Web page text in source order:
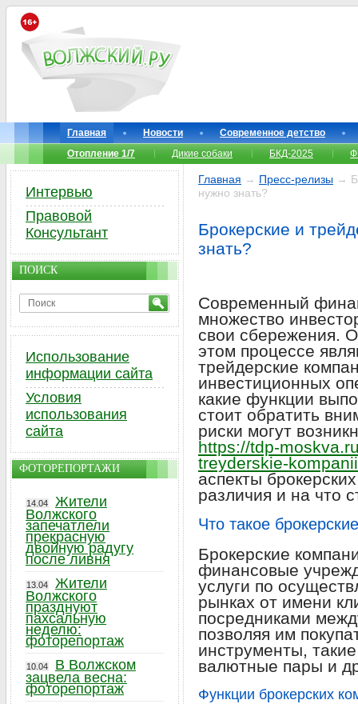
Главная Новости
Современное детство
Отопление 1/7
Дикие собаки БКД-2025
Главная → Пресс-релизы →
нужно знать?
Брокерские и
знать?
Современный
множество
свои сбережения.
этом процессе
трейдерские
инвестиционных
какие функции
стоит обратить
риски могут
https://tdp-
treyderskie-
аспекты
различия и на что
Что такое
Брокерские
финансовые
услуги по
рынках от имени
посредниками
позволяя им
инструменты,
валютные пары и
Функции брокерских
Интервью
Правовой
Консультант
ПОИСК
Использование
информации сайта
Условия
использования
сайта
ФОТОРЕПОРТАЖИ
14.04
Жители
Волжского
запечатлели
прекрасную
двойную радугу
после ливня
13.04
Жители
Волжского
празднуют
пахсальную
неделю:
фоторепортаж
10.04
В Волжском
зацвела весна:
фоторепортаж